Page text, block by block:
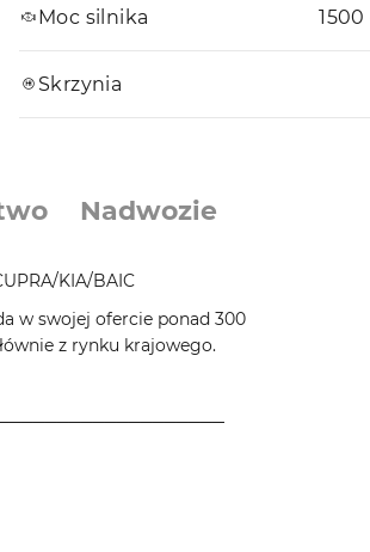
Moc silnika
Skrzynia
Nadwozie
KIA/BAIC
w swojej ofercie ponad 300
z rynku krajowego.